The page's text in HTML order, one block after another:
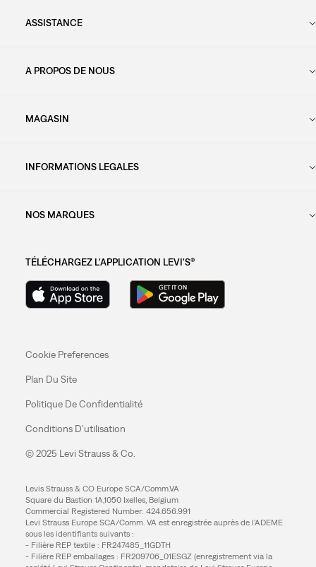
ASSISTANCE
A PROPOS DE NOUS
MAGASIN
INFORMATIONS LEGALES
NOS MARQUES
TÉLÉCHARGEZ L'APPLICATION LEVI'S®
Cookie Preferences
Plan Du Site
Politique De Confidentialité
Conditions D’utilisation
© 2025 Levi Strauss & Co.
Levis Strauss & CO Europe SCA/Comm.VA
Square du Bastion 1A,1050 Ixelles, Belgium
Commercial Registered Number: 424.656.991
Levi Strauss Europe SCA/Comm. VA est enregistrée auprès de l’ADEME
sous les identifiants suivants :
- Filière REP textile : FR247485_11GDTH
- Filière REP emballages : FR209706_01ESGZ (enregistrement via la